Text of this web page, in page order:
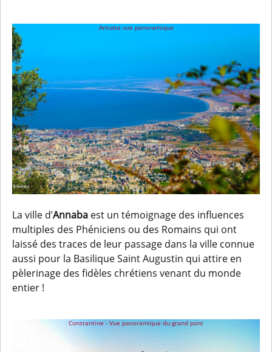
Annaba vue panoramique
La ville d’Annaba est un témoignage des influences
multiples des Phéniciens ou des Romains qui ont
laissé des traces de leur passage dans la ville connue
aussi pour la Basilique Saint Augustin qui attire en
pèlerinage des fidèles chrétiens venant du monde
entier !
Constantine - Vue panoramique du grand pont